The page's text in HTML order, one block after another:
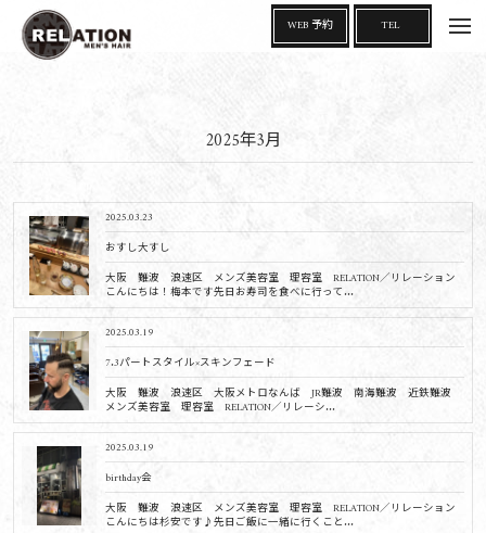
2025年3月
2025.03.23
おすし大すし
大阪 難波 浪速区 メンズ美容室 理容室 RELATION／リレーション
こんにちは！梅本です先日お寿司を食べに行って...
2025.03.19
7.3パートスタイル×スキンフェード
大阪 難波 浪速区 大阪メトロなんば JR難波 南海難波 近鉄難波
メンズ美容室 理容室 RELATION／リレーシ...
2025.03.19
birthday会
大阪 難波 浪速区 メンズ美容室 理容室 RELATION／リレーション
こんにちは杉安です♪先日ご飯に一緒に行くこと...
t
o
g
i
n
WEB 予約 TEL